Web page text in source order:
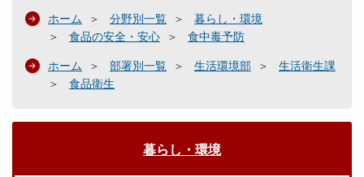
ホーム 分野別一覧
暮らし・環境
食品の安全・安心
食中毒予防
ホーム 部署別一覧 生活環境部
生活衛生課
食品衛生
暮らし・環境